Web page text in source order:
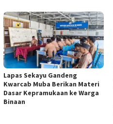
Lapas Sekayu Gandeng
Kwarcab Muba Berikan Materi
Dasar Kepramukaan ke Warga
Binaan